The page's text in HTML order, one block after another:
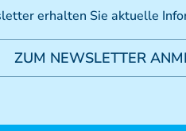
erhalten Sie aktuelle
ZUM NEWSLETTER